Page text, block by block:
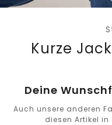
Kurze
Deine
Auch unsere anderen
diesen Artikel